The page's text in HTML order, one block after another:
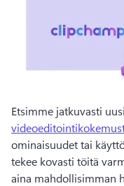
Etsimme jatkuvasti
ominaisuudet tai
tekee kovasti töitä
aina mahdollisimman